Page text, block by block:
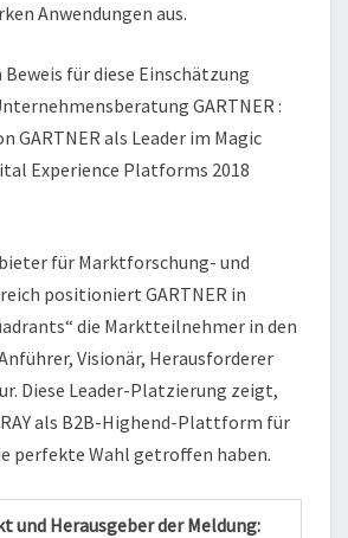
Anwendungen aus.
für diese Einschätzung
GARTNER :
GARTNER als Leader im Magic
Experience Platforms 2018
für Marktforschung- und
positioniert GARTNER in
die Marktteilnehmer in den
Visionär, Herausforderer
Diese Leader-Platzierung zeigt,
als B2B-Highend-Plattform für
perfekte Wahl getroffen haben.
und Herausgeber der Meldung: